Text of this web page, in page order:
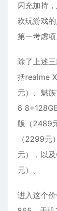
闪充加持
欢玩游戏
第一考虑项
除了上述
括realme
元）、魅
6
版（2489
（2299
元），以
元）。
进入这个